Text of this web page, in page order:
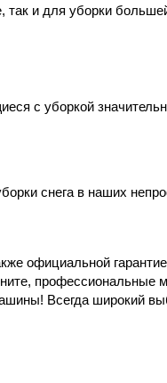
так и для уборки
с уборкой
снега в наших
официальной
профессиональные
Всегда широкий